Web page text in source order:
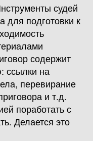
судей
для подготовки к
содержит
ссылки на
перевирание
и т.д.
поработать с
Делается это